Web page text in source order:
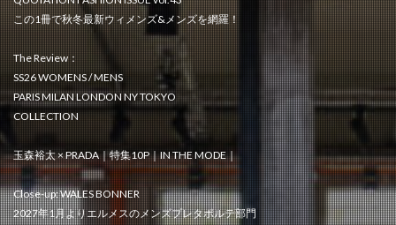
この1冊で秋冬最新ウィメンズ&メンズを網羅！
The Review：
SS26 WOMENS / MENS
PARIS MILAN LONDON NY TOKYO
COLLECTION
玉森裕太 × PRADA｜特集10P｜IN THE MODE｜
Close-up: WALES BONNER
2027年1月よりエルメスのメンズプレタポルテ部門